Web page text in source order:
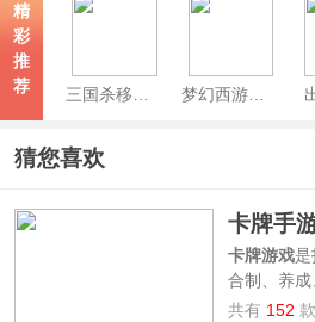
精
彩
推
荐
三国杀移动版官方正版 梦幻西游手游最新版
猜您喜欢
卡牌手
卡牌游戏
合制、养
手机游戏
共有 152